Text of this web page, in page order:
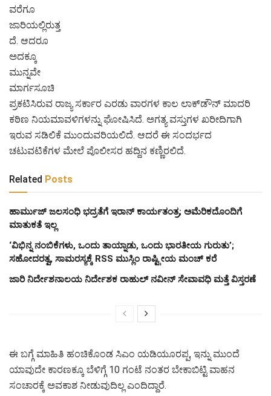
ವರೆಗೂ
ಜಾರಿಯಲ್ಲಿರುತ್ತ
ದೆ. ಆದರೂ
ಅದಕ್ಕೂ
ಮುನ್ನವೇ
ಮಾರ್ಗಸೂಚಿ
ಪ್ರಕಟಿಸಿರುವ ರಾಜ್ಯ ಸರ್ಕಾರ ಎರಡು ವಾರಗಳ ಕಾಲ ಲಾಕ್‌ಡೌನ್ ಮಾದರಿ
ಕಠಿಣ ನಿಯಮಾವಳಿಗಳನ್ನು ಘೋಷಿಸಿದೆ. ಅಗತ್ಯ ವಸ್ತುಗಳ ಖರೀದಿಗಾಗಿ
ಇರುವ ಸಡಿಲಿಕೆ ಮುಂದುವರಿಯಲಿದೆ. ಆದರೆ ಈ ಸಂದರ್ಭದ
ಚಟುವಟಿಕೆಗಳ ಮೇಲೆ ಪೊಲೀಸರ ಹದ್ದಿನ ಕಣ್ಣಿರಲಿದೆ.
Related Posts
ಹಾರ್ಮುಜ್ ಜಲಸಂಧಿ ಭದ್ರತೆಗೆ ಇರಾನ್ ಕಾರ್ಯತಂತ್ರ; ಅಮೆರಿಕದೊಂದಿಗೆ
ಮಾತುಕತೆ ಇಲ್ಲ
‘ವಿಭಿನ್ನ ನಂಬಿಕೆಗಳು, ಒಂದು ತಾಯ್ನಾಡು, ಒಂದು ಭಾರತೀಯ ಗುರುತು’;
ಸಹೋದರತ್ವ, ಸಾಮರಸ್ಯಕ್ಕೆ RSS ಮುಸ್ಲಿಂ ರಾಷ್ಟ್ರೀಯ ಮಂಚ್ ಕರೆ
ಜಾರಿ ನಿರ್ದೇಶನಾಲಯ ನಿರ್ದೇಶಕ ರಾಹುಲ್ ನವೀನ್ ಸೇವಾವಧಿ ಮತ್ತೆ ವಿಸ್ತರಣೆ
ಈ ಬಗ್ಗೆ ಮಾಹಿತಿ ಹಂಚಿಕೊಂಡ ಸಿಎಂ ಯಡಿಯೂರಪ್ಪ, ಇನ್ನು ಮುಂದೆ
ಯಾವುದೇ ಕಾರಣಕ್ಕೂ ಬೆಳಿಗ್ಗೆ 10 ಗಂಟೆ ನಂತರ ಬೇಕಾಬಿಟ್ಟಿ ವಾಹನ
ಸಂಚಾರಕ್ಕೆ ಅವಕಾಶ ನೀಡುವುದಿಲ್ಲ ಎಂದಿದ್ದಾರೆ.